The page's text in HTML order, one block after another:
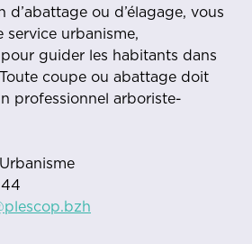
ou d’élagage, vous
service urbanisme,
guider les habitants dans
coupe ou abattage doit
professionnel arboriste-